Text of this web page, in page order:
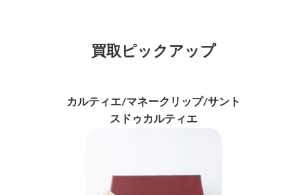
買取ピックアップ
カルティエ/マネークリップ/サント
スドゥカルティエ